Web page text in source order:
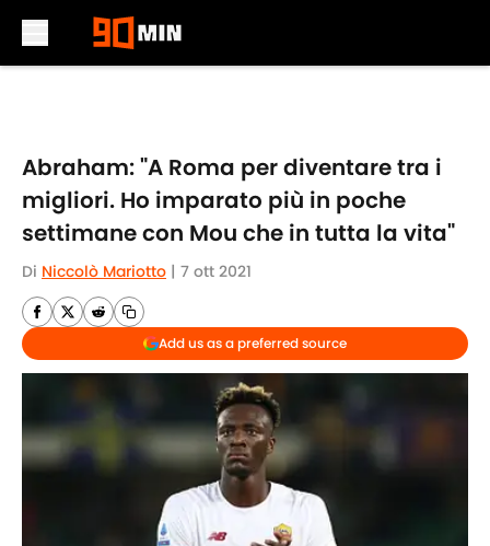
Abraham: "A Roma per diventare tra i
migliori. Ho imparato più in poche
settimane con Mou che in tutta la vita"
Di Niccolò Mariotto | 7 ott 2021
Add us as a preferred source